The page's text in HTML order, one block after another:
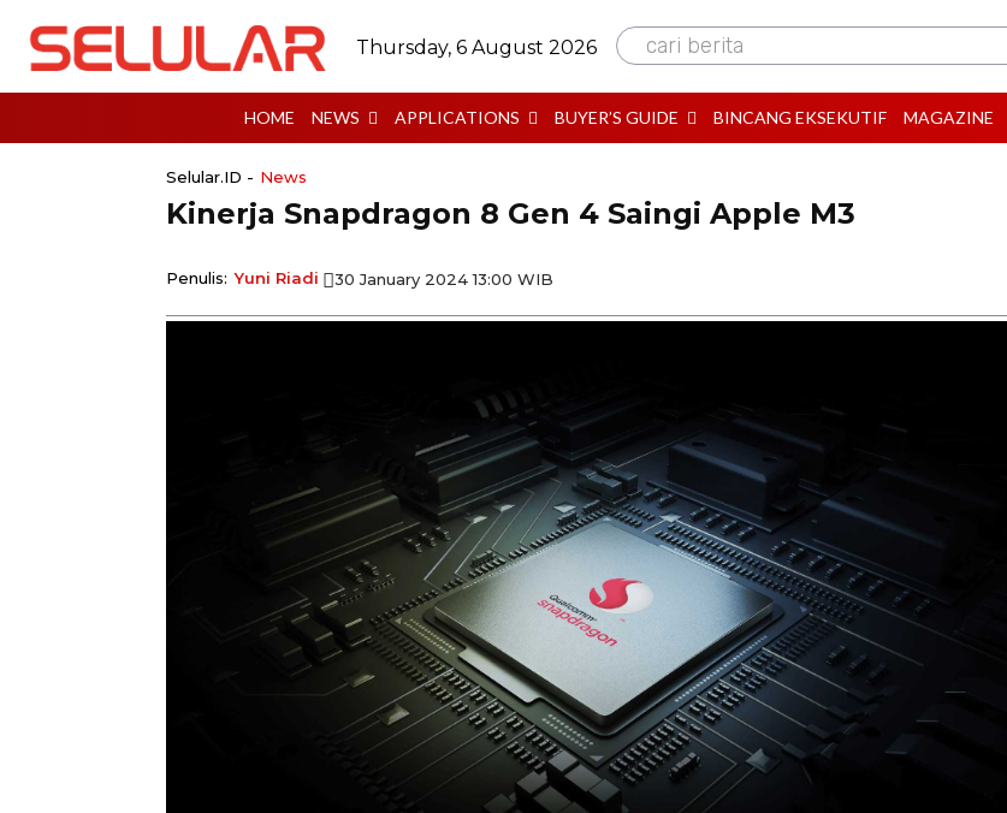
Thursday, 6 August 2026 cari berita
HOME NEWS APPLICATIONS BUYER’S GUIDE BINCANG EKSEKUTIF MAGAZINE
Selular.ID - News
Kinerja Snapdragon 8 Gen 4 Saingi Apple M3
Penulis: Yuni Riadi 30 January 2024 13:00 WIB